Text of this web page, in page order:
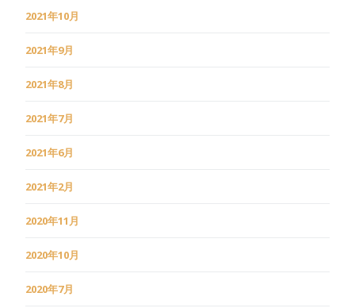
2021年10月
2021年9月
2021年8月
2021年7月
2021年6月
2021年2月
2020年11月
2020年10月
2020年7月